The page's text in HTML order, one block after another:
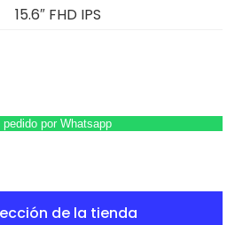
15.6″ FHD IPS
pedido por Whatsapp
de la tienda